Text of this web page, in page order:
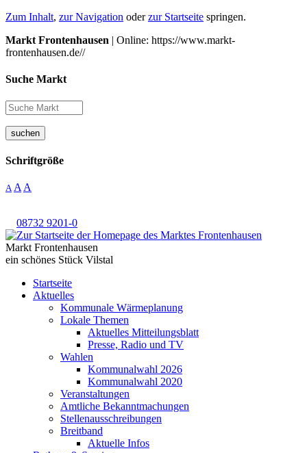
Zum Inhalt, zur Navigation oderzur Startseite springen.
Markt Frontenhausen | Online: https://www.markt-
frontenhausen.de//
Suche Markt
suchen
Schriftgröße
A A A
08732 9201-0
Markt Frontenhausen
ein schönes Stück Vilstal
Startseite
Aktuelles
Kommunale Wärmeplanung
Lokale Themen
Aktuelles Mitteilungsblatt
Presse, Radio und TV
Wahlen
Kommunalwahl 2026
Kommunalwahl 2020
Veranstaltungen
Amtliche Bekanntmachungen
Stellenausschreibungen
Breitband
Aktuelle Infos